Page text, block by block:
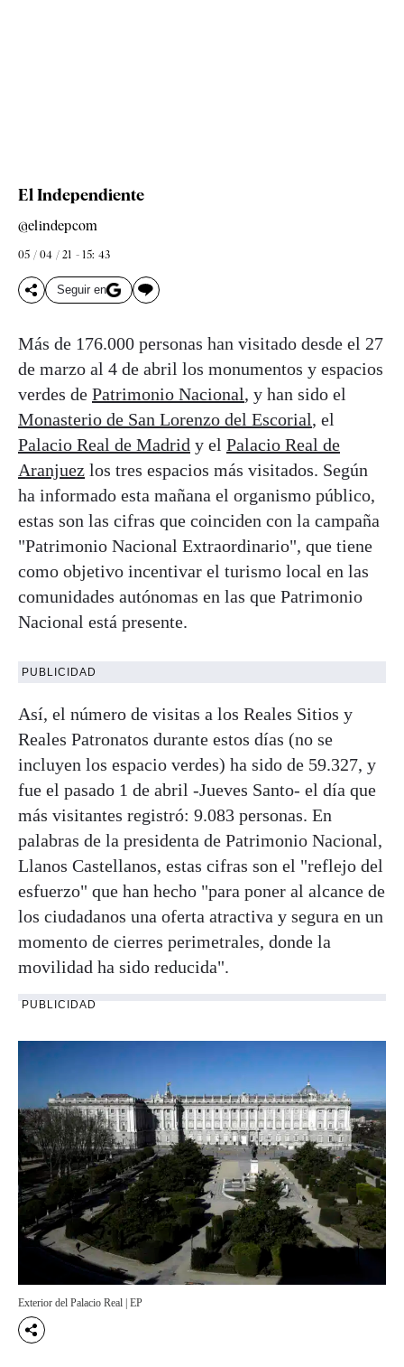
El Independiente
@elindepcom
05 / 04 / 21 - 15: 43
Seguir en
Más de 176.000 personas han visitado desde el 27
de marzo al 4 de abril los monumentos y espacios
verdes de Patrimonio Nacional, y han sido el
Monasterio de San Lorenzo del Escorial, el
Palacio Real de Madrid y el Palacio Real de
Aranjuez los tres espacios más visitados. Según
ha informado esta mañana el organismo público,
estas son las cifras que coinciden con la campaña
"Patrimonio Nacional Extraordinario", que tiene
como objetivo incentivar el turismo local en las
comunidades autónomas en las que Patrimonio
Nacional está presente.
PUBLICIDAD
Así, el número de visitas a los Reales Sitios y
Reales Patronatos durante estos días (no se
incluyen los espacio verdes) ha sido de 59.327, y
fue el pasado 1 de abril -Jueves Santo- el día que
más visitantes registró: 9.083 personas. En
palabras de la presidenta de Patrimonio Nacional,
Llanos Castellanos, estas cifras son el "reflejo del
esfuerzo" que han hecho "para poner al alcance de
los ciudadanos una oferta atractiva y segura en un
momento de cierres perimetrales, donde la
movilidad ha sido reducida".
PUBLICIDAD
Exterior del Palacio Real | EP